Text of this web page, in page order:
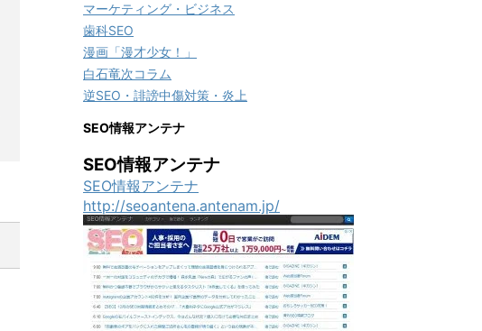
マーケティング・ビジネス
歯科SEO
漫画「漫才少女！」
白石竜次コラム
逆SEO・誹謗中傷対策・炎上
SEO情報アンテナ
SEO情報アンテナ
SEO情報アンテナ
http://seoantena.antenam.jp/